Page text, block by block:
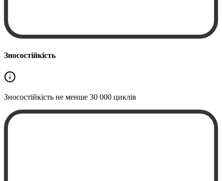
Зносостійкість
Зносостійкість не менше 30 000 циклів